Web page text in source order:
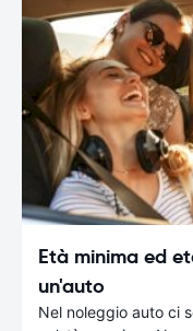
Età minima ed
un'auto
Nel noleggio auto ci